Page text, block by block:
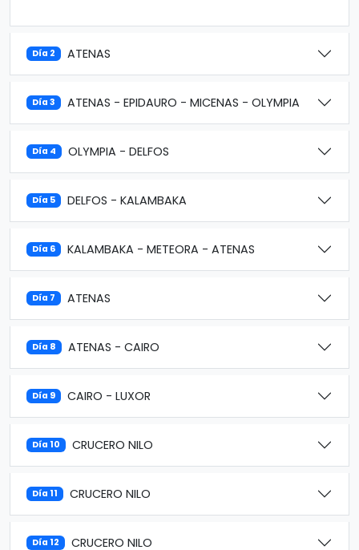
Día 2 ATENAS
Día 3 ATENAS - EPIDAURO - MICENAS - OLYMPIA
Día 4 OLYMPIA - DELFOS
Día 5 DELFOS - KALAMBAKA
Día 6 KALAMBAKA - METEORA - ATENAS
Día 7 ATENAS
Día 8 ATENAS - CAIRO
Día 9 CAIRO - LUXOR
Día 10 CRUCERO NILO
Día 11 CRUCERO NILO
Día 12 CRUCERO NILO